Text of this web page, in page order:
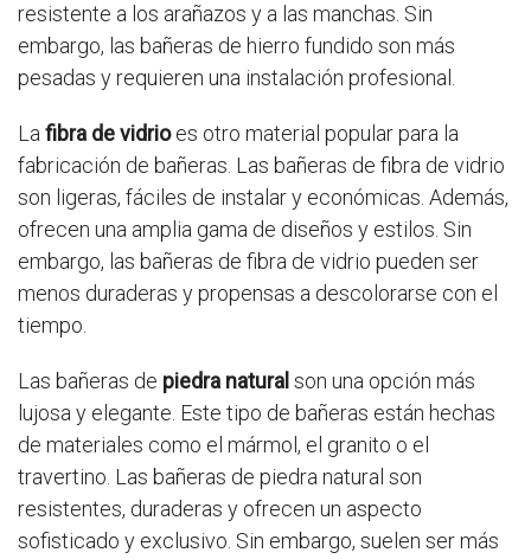
resistente a los arañazos y a las manchas. Sin
embargo, las bañeras de hierro fundido son más
pesadas y requieren una instalación profesional.
Lafibra de vidrioes otro material popular para la
fabricación de bañeras. Las bañeras de fibra de vidrio
son ligeras, fáciles de instalar y económicas. Además,
ofrecen una amplia gama de diseños y estilos. Sin
embargo, las bañeras de fibra de vidrio pueden ser
menos duraderas y propensas a descolorarse con el
tiempo.
Las bañeras de piedra natural son una opción más
lujosa y elegante. Este tipo de bañeras están hechas
de materiales como el mármol, el granito o el
travertino. Las bañeras de piedra natural son
resistentes, duraderas y ofrecen un aspecto
sofisticado y exclusivo. Sin embargo, suelen ser más